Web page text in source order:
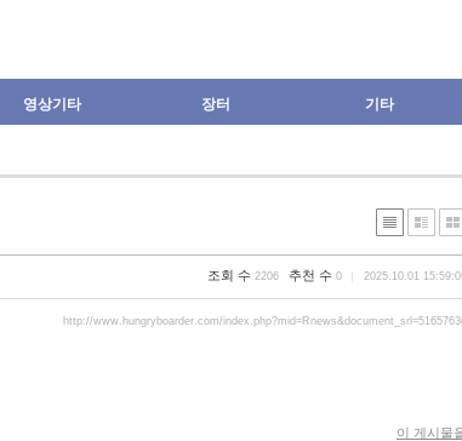
영상기타 장터 기타
조회 수 2206 추천 수 0 2025.10.01
http://www.hungryboarder.com/
이 게시물